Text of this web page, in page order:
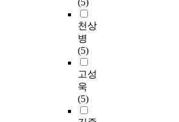
(5)
천상
병
(5)
고성
욱
(5)